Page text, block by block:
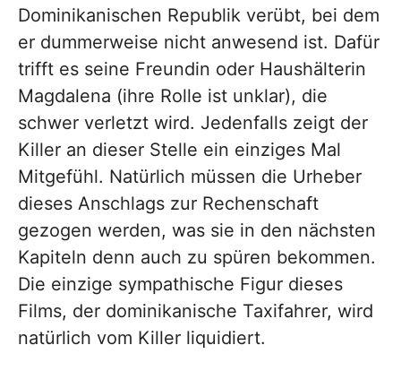
Dominikanischen Republik verübt, bei dem
er dummerweise nicht anwesend ist. Dafür
trifft es seine Freundin oder Haushälterin
Magdalena (ihre Rolle ist unklar), die
schwer verletzt wird. Jedenfalls zeigt der
Killer an dieser Stelle ein einziges Mal
Mitgefühl. Natürlich müssen die Urheber
dieses Anschlags zur Rechenschaft
gezogen werden, was sie in den nächsten
Kapiteln denn auch zu spüren bekommen.
Die einzige sympathische Figur dieses
Films, der dominikanische Taxifahrer, wird
natürlich vom Killer liquidiert.